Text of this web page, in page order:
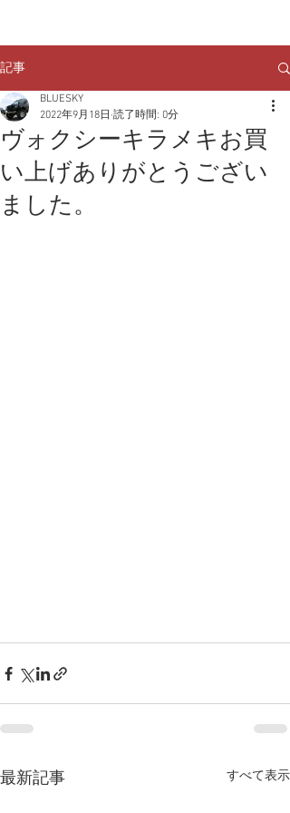
記事
ヴォクシーキラメキお買
い上げありがとうござい
ました。
BLUESKY
2022年9月18日 読了時間: 0分
最新記事 すべて表示